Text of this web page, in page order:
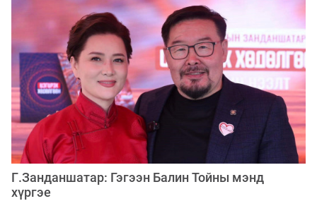
Г.Занданшатар: Гэгээн Балин Тойны мэнд
хүргэе